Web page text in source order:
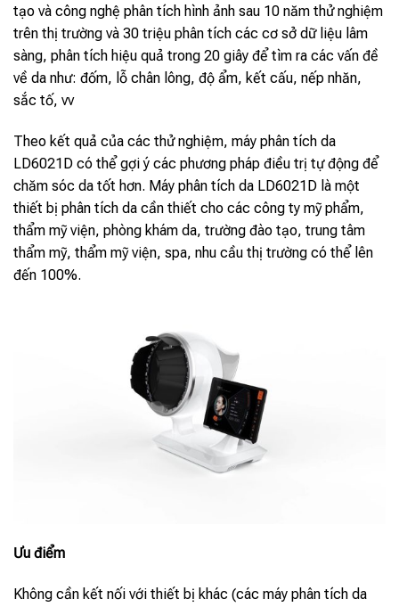
tạo và công nghệ phân tích hình ảnh sau 10 năm thử nghiệm
trên thị trường và 30 triệu phân tích các cơ sở dữ liệu lâm
sàng, phân tích hiệu quả trong 20 giây để tìm ra các vấn đề
về da như: đốm, lỗ chân lông, độ ẩm, kết cấu, nếp nhăn,
sắc tố, vv
Theo kết quả của các thử nghiệm, máy phân tích da
LD6021D có thể gợi ý các phương pháp điều trị tự động để
chăm sóc da tốt hơn. Máy phân tích da LD6021D là một
thiết bị phân tích da cần thiết cho các công ty mỹ phẩm,
thẩm mỹ viện, phòng khám da, trường đào tạo, trung tâm
thẩm mỹ, thẩm mỹ viện, spa, nhu cầu thị trường có thể lên
đến 100%.
Ưu điểm
Không cần kết nối với thiết bị khác (các máy phân tích da